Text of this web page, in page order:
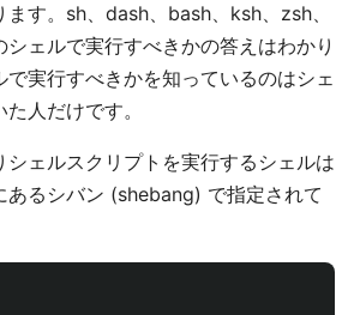
す。sh、dash、bash、ksh、zsh、
ェルで実行すべきかの答えはわかり
で実行すべきかを知っているのはシェ
人だけです。
シェルスクリプトを実行するシェルは
あるシバン (shebang) で指定されて